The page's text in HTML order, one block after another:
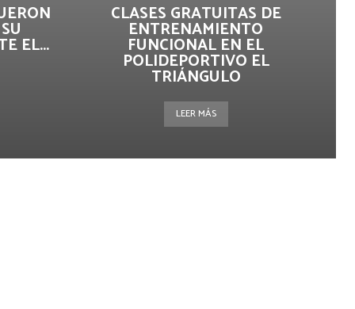
EL...
CLASES GRATUITAS DE
ENTRENAMIENTO
FUNCIONAL EN EL
POLIDEPORTIVO EL
TRIÁNGULO
LEER MÁS